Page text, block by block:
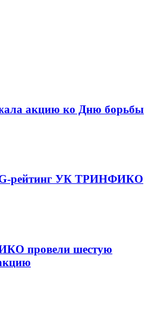
акцию ко Дню борьбы
рейтинг УК ТРИНФИКО
провели шестую